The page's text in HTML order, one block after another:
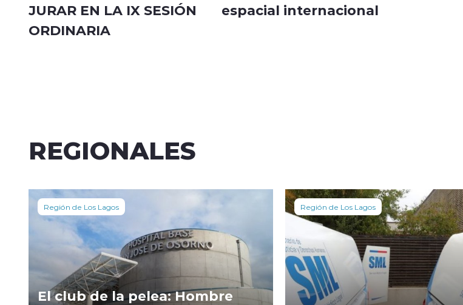
JURAR EN LA IX SESIÓN
ORDINARIA
espacial internacional
REGIONALES
Región de Los Lagos
El club de la pelea: Hombre
Región de Los Lagos